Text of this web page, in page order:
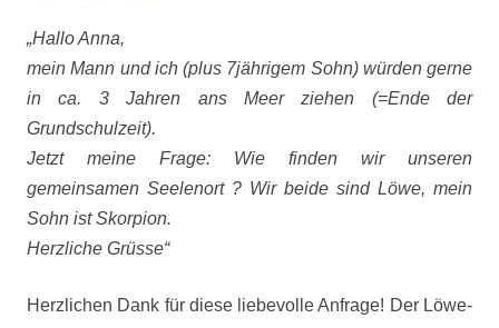
„Hallo Anna,
mein Mann und ich (plus 7jährigem Sohn) würden gerne
in ca. 3 Jahren ans Meer ziehen (=Ende der
Grundschulzeit).
Jetzt meine Frage: Wie finden wir unseren
gemeinsamen Seelenort ? Wir beide sind Löwe, mein
Sohn ist Skorpion.
Herzliche Grüsse“
Herzlichen Dank für diese liebevolle Anfrage! Der Löwe-